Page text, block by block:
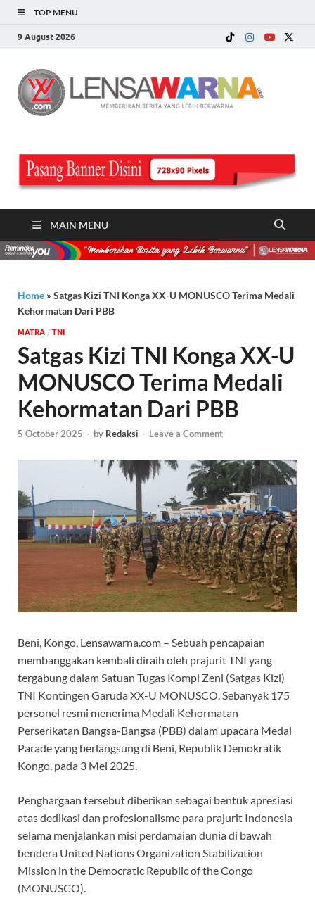
TOP MENU
9 August 2026
MAIN MENU
Home » Satgas Kizi TNI Konga XX-U MONUSCO Terima Medali
Kehormatan Dari PBB
MATRA / TNI
Satgas Kizi TNI Konga XX-U
MONUSCO Terima Medali
Kehormatan Dari PBB
5 October 2025 - by Redaksi - Leave a Comment
Beni, Kongo, Lensawarna.com – Sebuah pencapaian
membanggakan kembali diraih oleh prajurit TNI yang
tergabung dalam Satuan Tugas Kompi Zeni (Satgas Kizi)
TNI Kontingen Garuda XX-U MONUSCO. Sebanyak 175
personel resmi menerima Medali Kehormatan
Perserikatan Bangsa-Bangsa (PBB) dalam upacara Medal
Parade yang berlangsung di Beni, Republik Demokratik
Kongo, pada 3 Mei 2025.
Penghargaan tersebut diberikan sebagai bentuk apresiasi
atas dedikasi dan profesionalisme para prajurit Indonesia
selama menjalankan misi perdamaian dunia di bawah
bendera United Nations Organization Stabilization
Mission in the Democratic Republic of the Congo
(MONUSCO).